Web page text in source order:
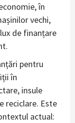
în
vechi,
de finanțare
pentru
în
insule
reciclare. Este
actual: